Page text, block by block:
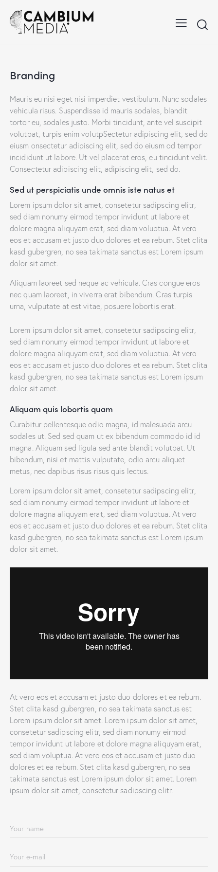
Branding
Mauris eu nisi eget nisi imperdiet vestibulum. Nunc sodales
vehicula risus. Suspendisse id mauris sodales, blandit
tortor eu, sodales justo. Morbi tincidunt, ante vel suscipit
volutpat, turpis enim volutpSectetur adipiscing elit, sed do
eiusm onsectetur adipiscing elit, sed do eiusm od tempor
incididunt ut labore. Ut vel placerat eros, eu tincidunt velit.
Consectetur adipiscing elit, adipiscing elit, sed do.
Sed ut perspiciatis unde omnis iste natus et
Lorem ipsum dolor sit amet, consetetur sadipscing elitr,
sed diam nonumy eirmod tempor invidunt ut labore et
dolore magna aliquyam erat, sed diam voluptua. At vero
eos et accusam et justo duo dolores et ea rebum. Stet clita
kasd gubergren, no sea takimata sanctus est Lorem ipsum
dolor sit amet.
Aliquam laoreet sed neque ac vehicula. Cras congue eros
nec quam laoreet, in viverra erat bibendum. Cras turpis
urna, vulputate at est vitae, posuere lobortis erat.
Lorem ipsum dolor sit amet, consetetur sadipscing elitr,
sed diam nonumy eirmod tempor invidunt ut labore et
dolore magna aliquyam erat, sed diam voluptua. At vero
eos et accusam et justo duo dolores et ea rebum. Stet clita
kasd gubergren, no sea takimata sanctus est Lorem ipsum
dolor sit amet.
Aliquam quis lobortis quam
Curabitur pellentesque odio magna, id malesuada arcu
sodales ut. Sed sed quam ut ex bibendum commodo id id
magna. Aliquam sed ligula sed ante blandit volutpat. Ut
bibendum, nisi et mattis vulputate, odio arcu aliquet
metus, nec dapibus risus risus quis lectus.
Lorem ipsum dolor sit amet, consetetur sadipscing elitr,
sed diam nonumy eirmod tempor invidunt ut labore et
dolore magna aliquyam erat, sed diam voluptua. At vero
eos et accusam et justo duo dolores et ea rebum. Stet clita
kasd gubergren, no sea takimata sanctus est Lorem ipsum
dolor sit amet.
At vero eos et accusam et justo duo dolores et ea rebum.
Stet clita kasd gubergren, no sea takimata sanctus est
Lorem ipsum dolor sit amet. Lorem ipsum dolor sit amet,
consetetur sadipscing elitr, sed diam nonumy eirmod
tempor invidunt ut labore et dolore magna aliquyam erat,
sed diam voluptua. At vero eos et accusam et justo duo
dolores et ea rebum. Stet clita kasd gubergren, no sea
takimata sanctus est Lorem ipsum dolor sit amet. Lorem
ipsum dolor sit amet, consetetur sadipscing elitr.